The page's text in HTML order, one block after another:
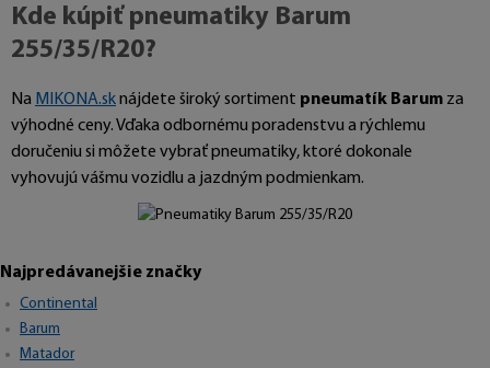
Kde kúpiť pneumatiky Barum
255/35/R20?
Na MIKONA.sknájdete široký sortiment pneumatík Barum za
výhodné ceny. Vďaka odbornému poradenstvu a rýchlemu
doručeniu si môžete vybrať pneumatiky, ktoré dokonale
vyhovujú vášmu vozidlu a jazdným podmienkam.
Najpredávanejšie značky
Continental
Barum
Matador